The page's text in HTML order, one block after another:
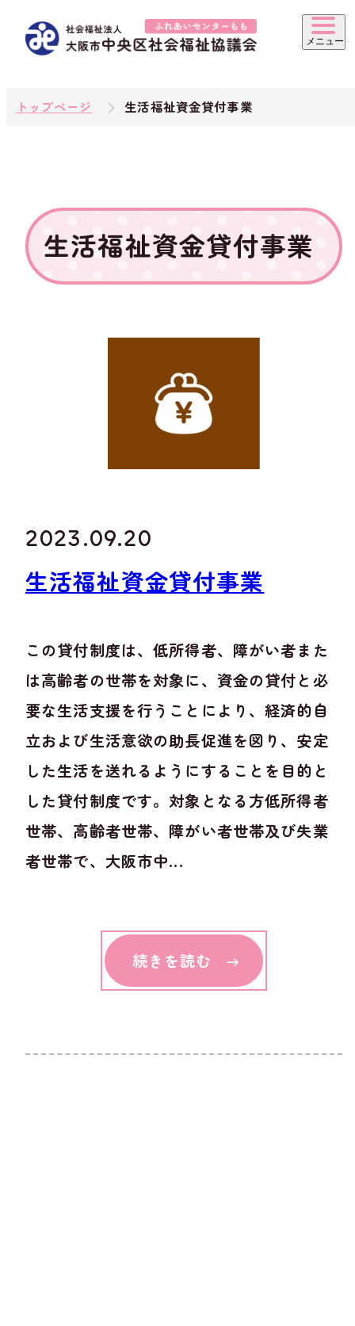
トップページ 生活福祉資金貸付事業
生活福祉資金貸付事業
2023.09.20
生活福祉資金貸付事業
この貸付制度は、低所得者、障がい者また
は高齢者の世帯を対象に、資金の貸付と必
要な生活支援を行うことにより、経済的自
立および生活意欲の助長促進を図り、安定
した生活を送れるようにすることを目的と
した貸付制度です。対象となる方低所得者
世帯、高齢者世帯、障がい者世帯及び失業
者世帯で、大阪市中...
続きを読む